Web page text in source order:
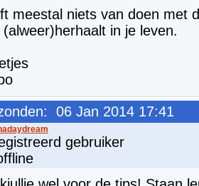
meestal niets van doen met
(alweer)herhaalt in je leven.
06 Jan 2014 17:41
gebruiker